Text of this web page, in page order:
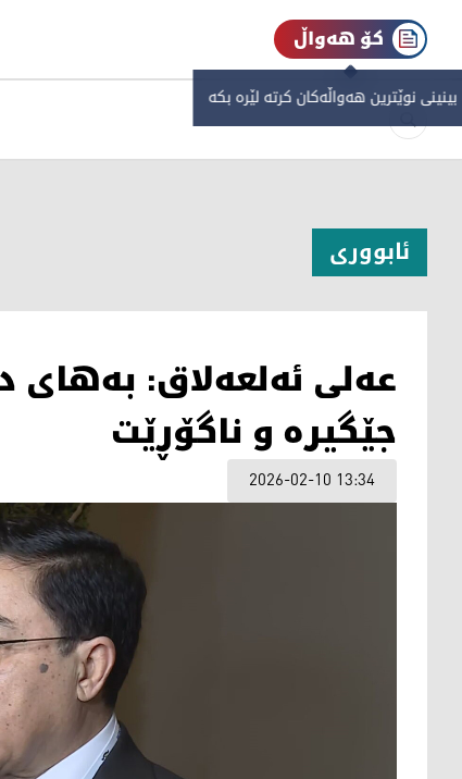
کۆ هەواڵ
نوێترین هەواڵەکان کرتە لێرە بکە
ئابووری
عەلی ئەلعەلاق: بەهای
جێگیرە و ناگۆڕێت
2026-02-10 13:34